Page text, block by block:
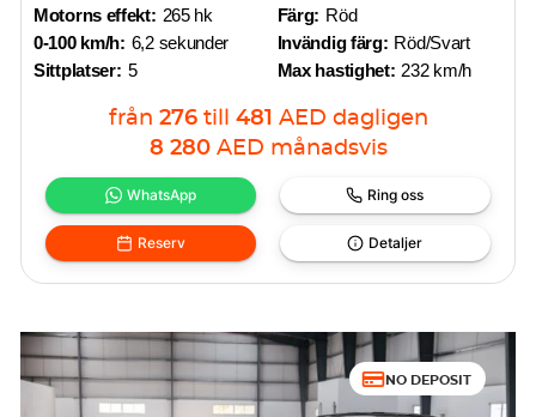
Motorns effekt: 265 hk
0-100 km/h: 6,2 sekunder
Sittplatser: 5
Färg: Röd
Invändig färg: Röd/Svart
Max hastighet: 232 km/h
från 276 till 481 AED dagligen
8 280 AED månadsvis
WhatsApp Ring oss
Reserv Detaljer
NO DEPOSIT